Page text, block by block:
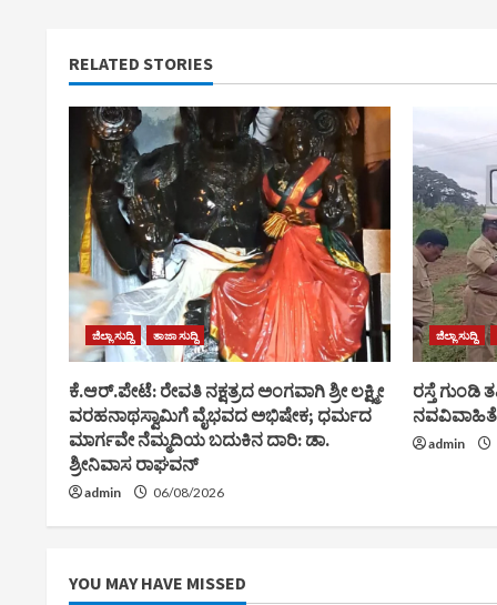
RELATED STORIES
ಜಿಲ್ಲಾ ಸುದ್ದಿ ತಾಜಾ ಸುದ್ದಿ
ಕೆ.ಆರ್.ಪೇಟೆ: ರೇವತಿ ನಕ್ಷತ್ರದ ಅಂಗವಾಗಿ ಶ್ರೀ ಲಕ್ಷ್ಮೀ
ವರಹನಾಥಸ್ವಾಮಿಗೆ ವೈಭವದ ಅಭಿಷೇಕ; ಧರ್ಮದ
ಮಾರ್ಗವೇ ನೆಮ್ಮದಿಯ ಬದುಕಿನ ದಾರಿ: ಡಾ.
ಶ್ರೀನಿವಾಸ ರಾಘವನ್
admin 06/08/2026
ಜಿಲ್ಲಾ ಸುದ್ದಿ
ರಸ್ತೆ ಗುಂಡಿ
ನವವಿವಾಹಿತೆ
admin
YOU MAY HAVE MISSED